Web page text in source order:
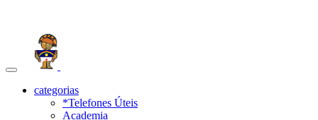
Toggle
navigationcategorias
*Telefones Úteis
Academia